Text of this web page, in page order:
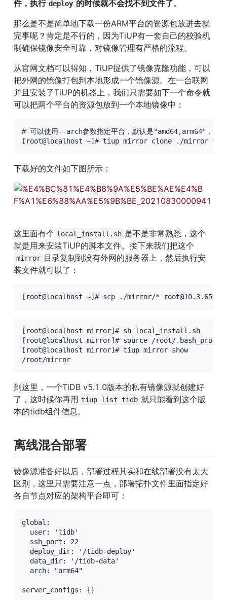
件，执行 deploy 的时候就不会找不到文件了。
那么是不是简单地下载一份ARM平台的资源包放进去就
完事呢？肯定是不行的，因为TiUP有一套自己的校验机
制确保镜像安全可靠，对镜像管理有严格的流程。
从官网文档可以得知，TiUP提供了镜像克隆功能，可以
把外网的镜像打包到本地形成一个镜像源。在一台联网
并且安装了TiUP的机器上，我们只需要如下一个命令就
可以把两个平台的资源包放到一个本地镜像中：
# 可以使用--arch参数指定平台，默认是"amd64,arm64"，所
[root@localhost ~]# tiup mirror clone ./mirror
下载好的文件如下图所示：
这里面有个 local_install.sh 是不是非常熟悉，这个
就是用来安装TiUP的脚本文件。接下来我们把这个
mirror 目录复制到没有外网的服务器上，然后执行安
装文件就可以了：
[root@localhost ~]# scp ./mirror/*
[root@localhost mirror]# sh local_install.sh
[root@localhost mirror]# source /root/
[root@localhost mirror]# tiup mirror show
/root/mirror
到这里，一个TiDB v5.1.0版本的私有镜像源就创建好
了，这时候你再用 tiup list tidb 就只能看到这个版
本的tidb组件信息。
离线混合部署
镜像源准备好以后，部署过程其实和在线部署没有太大
区别，这里只需要注意一点，部署拓扑文件里面指定好
各自节点对应的架构平台即可：
global:
  user: 'tidb'
  ssh_port: 22
  deploy_dir: '/tidb-deploy'
  data_dir: '/tidb-data'
  arch: "arm64"
server_configs: {}